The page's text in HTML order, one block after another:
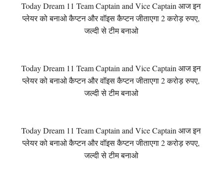
Today Dream 11 Team Captain and Vice Captain आज इन
प्लेयर को बनाओ कैप्टन और वॉइस कैप्टन जीताएगा 2 करोड़ रुपए,
जल्दी से टीम बनाओ
Today Dream 11 Team Captain and Vice Captain आज इन
प्लेयर को बनाओ कैप्टन और वॉइस कैप्टन जीताएगा 2 करोड़ रुपए,
जल्दी से टीम बनाओ
Today Dream 11 Team Captain and Vice Captain आज इन
प्लेयर को बनाओ कैप्टन और वॉइस कैप्टन जीताएगा 2 करोड़ रुपए,
जल्दी से टीम बनाओ